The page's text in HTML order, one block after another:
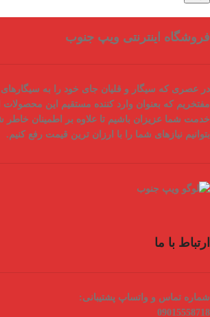
فروشگاه اینترنتی ویپ جنوب
در عصری که سیگار و قلیان جای خود را به سیگارهای
مفتخریم که بعنوان وارد کننده مستقیم
این محصولات
خدمت شما عزیزان باشیم تا علاوه بر اطمینان خاطر
بتوانیم نیازهای شما را با ارزان ترین قیمت رفع کنیم.
ارتباط با ما
شماره تماس و واتساپ پشتیبانی:
09015558718